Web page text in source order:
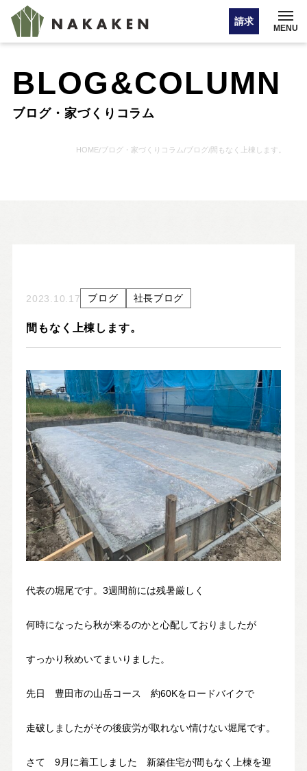
請求
MENU
イベント情報
注文住宅
re:tsumugi マンションリノベ
不動産/土地・物件情報
暮らしの実例集
見学会・イベント
新着情報
ブログ・家づくりコラム
スタッフ紹介
会社概要
求人情報
BLOG&COLUMN
ブログ・家づくりコラム
HOME/ブログ・家づくりコラム/ブログ/間もなく上棟します。
2023.10.17 ブログ 社長ブログ
間もなく上棟します。
代表の堀尾です。3週間前には残暑厳しく
何時になったら秋が来るのかと心配しておりましたが
すっかり秋めいてまいりました。
先日 豊田市の山岳コース 約60Kをロードバイクで
走破しましたがその後疲労が取れない情けない堀尾です。
さて 9月に着工しました 新築住宅が間もなく上棟を迎